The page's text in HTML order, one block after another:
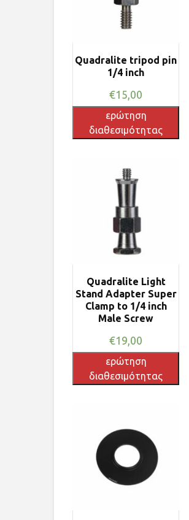
Quadralite tripod pin
1/4 inch
€15,00
ερώτηση
διαθεσιμότητας
Quadralite Light
Stand Adapter Super
Clamp to 1/4 inch
Male Screw
€19,00
ερώτηση
διαθεσιμότητας